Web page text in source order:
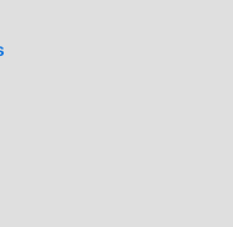
Fashion Queen
специально
casual, позволяя
любителями игр
casual